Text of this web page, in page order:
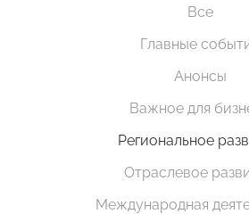
Все
Главные
Анонсы
Важное для
Региональное
Отраслевое
Международная